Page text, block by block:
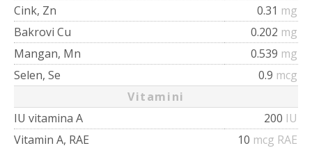
Cink, Zn
0.31 mg
Bakrovi Cu
0.202 mg
Mangan, Mn
0.539 mg
Selen, Se
0.9 mcg
Vitamini
IU vitamina A
200 IU
Vitamin A, RAE
10 mcg RAE